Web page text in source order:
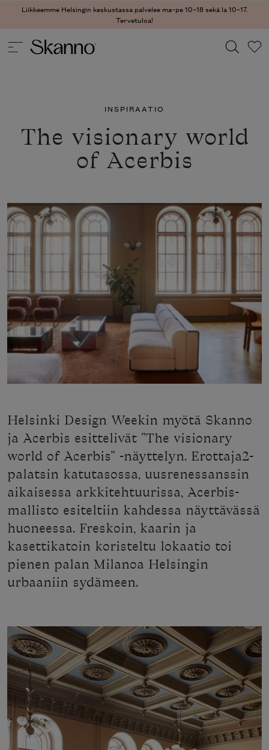
Liikkeemme Helsingin keskustassa palvelee ma–pe 10–18 sekä la 10–17.
Tervetuloa!
Type 2 or more characters for results.
INSPIRAATIO
The visionary world
of Acerbis
Helsinki Design Weekin myötä Skanno
ja Acerbis esittelivät ”The visionary
world of Acerbis” -näyttelyn. Erottaja2-
palatsin katutasossa, uusrenessanssin
aikaisessa arkkitehtuurissa, Acerbis-
mallisto esiteltiin kahdessa näyttävässä
huoneessa. Freskoin, kaarin ja
kasettikatoin koristeltu lokaatio toi
pienen palan Milanoa Helsingin
urbaaniin sydämeen.